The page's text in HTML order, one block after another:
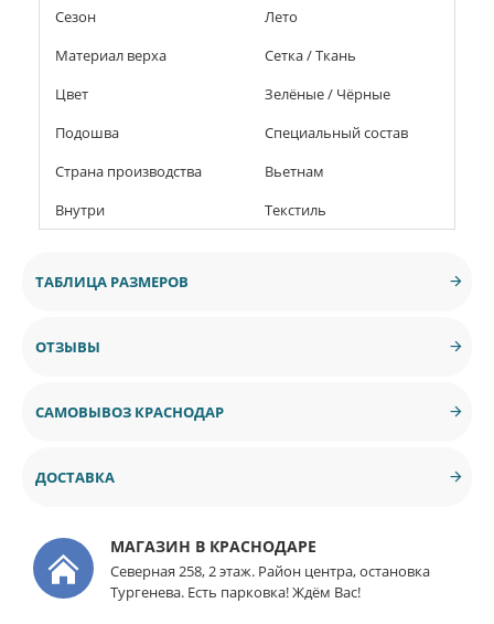
Сезон
Лето
Материал верха
Сетка / Ткань
Цвет
Зелёные / Чёрные
Подошва
Специальный состав
Страна производства
Вьетнам
Внутри
Текстиль
ТАБЛИЦА РАЗМЕРОВ
ОТЗЫВЫ
САМОВЫВОЗ КРАСНОДАР
ДОСТАВКА
МАГАЗИН В КРАСНОДАРЕ
Северная 258, 2 этаж. Район центра, остановка
Тургенева. Есть парковка! Ждём Вас!